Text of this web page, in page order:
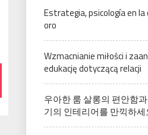
Estrategia, psicología en
oro
Wzmacnianie miłości i
edukację dotyczącą relacji
우아한 룸 살롱의 편안함
기의 인테리어를 만끽하세